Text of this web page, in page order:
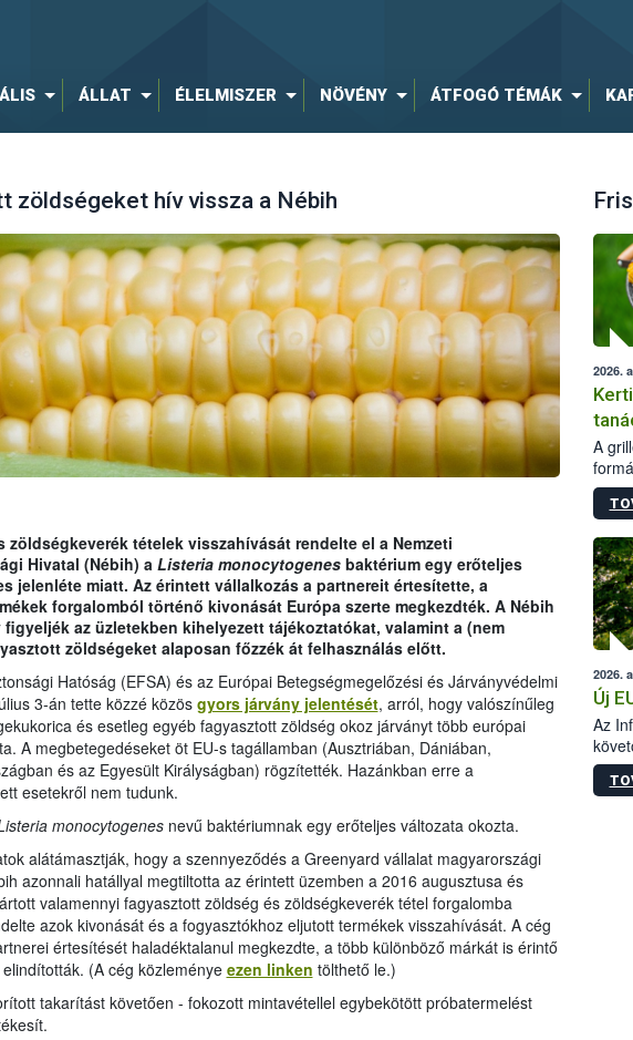
ÁLLAT ÉLELMISZER NÖVÉNY ÁTFOGÓ TÉMÁK
zöldségeket hív vissza a Nébih
zöldségkeverék tételek visszahívását rendelte el a Nemzeti
Hivatal (Nébih) aListeria monocytogenesbaktérium egy erőteljes
jelenléte miatt. Az érintett vállalkozás a partnereit értesítette, a
forgalomból történő kivonását Európa szerte megkezdték. A Nébih
az üzletekben kihelyezett tájékoztatókat, valamint a (nem
zöldségeket alaposan főzzék át felhasználás előtt.
Hatóság (EFSA) és az Európai Betegségmegelőzési és Járványvédelmi
3-án tette közzé közös gyors járvány jelentését, arról, hogy valószínűleg
és esetleg egyéb fagyasztott zöldség okoz járványt több európai
A megbetegedéseket öt EU-s tagállamban (Ausztriában, Dániában,
és az Egyesült Királyságban) rögzítették. Hazánkban erre a
esetekről nem tudunk.
monocytogenesnevű baktériumnak egy erőteljes változata okozta.
alátámasztják, hogy a szennyeződés a Greenyard vállalat magyarországi
azonnali hatállyal megtiltotta az érintett üzemben a 2016 augusztusa és
valamennyi fagyasztott zöldség és zöldségkeverék tétel forgalomba
azok kivonását és a fogyasztókhoz eljutott termékek visszahívását. A cég
értesítését haladéktalanul megkezdte, a több különböző márkát is érintő
(A cég közleménye ezen linken tölthető le.)
takarítást követően - fokozott mintavétellel egybekötött próbatermelést
2026.
A
a
2026.
Új
Az